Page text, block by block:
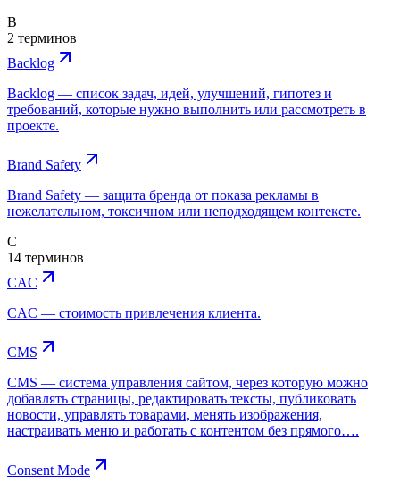
B
2 терминов
Backlog
Backlog — список задач, идей, улучшений, гипотез и
требований, которые нужно выполнить или рассмотреть в
проекте.
Brand Safety
Brand Safety — защита бренда от показа рекламы в
нежелательном, токсичном или неподходящем контексте.
C
14 терминов
CAC
CAC — стоимость привлечения клиента.
CMS
CMS — система управления сайтом, через которую можно
добавлять страницы, редактировать тексты, публиковать
новости, управлять товарами, менять изображения,
настраивать меню и работать с контентом без прямого….
Consent Mode